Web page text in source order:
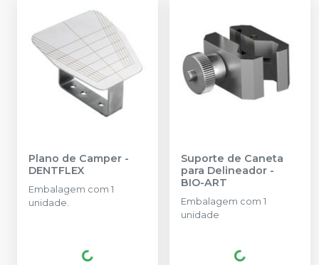
Plano de Camper -
DENTFLEX
Embalagem com 1
unidade.
Suporte de Caneta
para Delineador -
BIO-ART
Embalagem com 1
unidade